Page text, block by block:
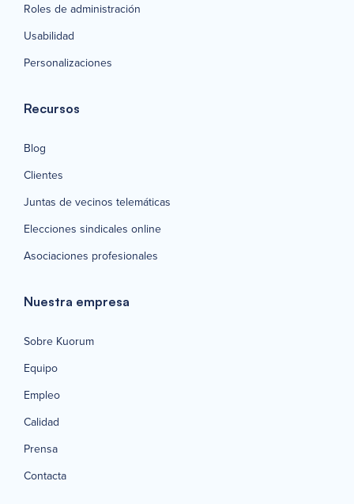
Roles de administración
Usabilidad
Personalizaciones
Recursos
Blog
Clientes
Juntas de vecinos telemáticas
Elecciones sindicales online
Asociaciones profesionales
Nuestra empresa
Sobre Kuorum
Equipo
Empleo
Calidad
Prensa
Contacta